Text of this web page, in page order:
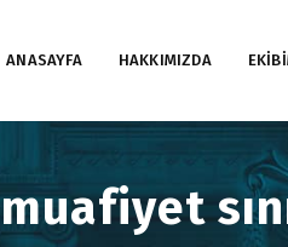
ANASAYFA HAKKIMIZDA